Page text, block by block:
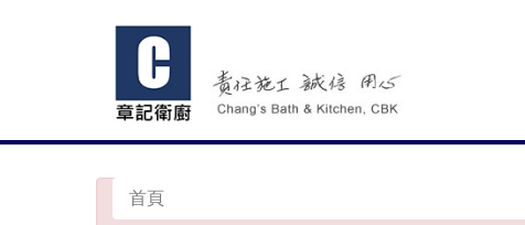
首頁